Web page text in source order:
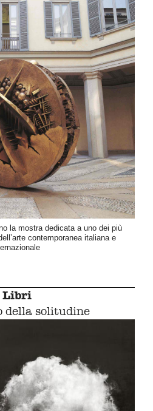
la mostra dedicata a uno dei più
contemporanea italiana e
Libri
della solitudine